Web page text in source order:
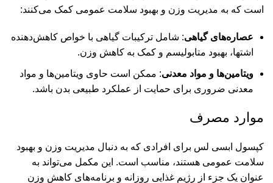
است که به مدیریت وزن و بهبود سلامت عمومی کمک می‌کنند:
عصاره‌های گیاهی: شامل ترکیبات گیاهی با خواص کاهش‌دهنده
اشتها، بهبود متابولیسم و کمک به کاهش وزن.
ویتامین‌ها و مواد معدنی: ممکن است حاوی ویتامین‌ها و مواد
معدنی ضروری برای حمایت از عملکرد طبیعی بدن باشد.
موارد مصرف
کپسول ابسی لس برای افرادی که به دنبال مدیریت وزن و بهبود
سلامت عمومی هستند، مناسب است. این مکمل می‌تواند به
عنوان یک جزء از رژیم غذایی روزانه و برنامه‌های کاهش وزن